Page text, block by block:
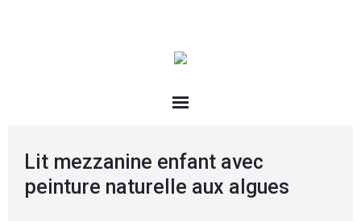
Lit mezzanine enfant avec
peinture naturelle aux algues